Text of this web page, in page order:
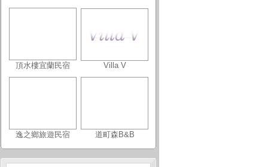
頂水樓宜蘭民宿 Villa V
逸之鄉旅遊民宿 道町森B&B